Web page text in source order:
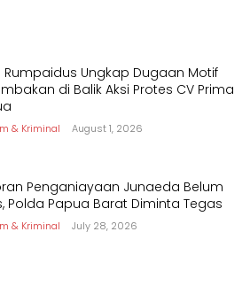
Rumpaidus Ungkap Dugaan Motif
di Balik Aksi Protes CV Prima
& Kriminal August 1, 2026
Penganiayaan Junaeda Belum
Polda Papua Barat Diminta Tegas
& Kriminal July 28, 2026